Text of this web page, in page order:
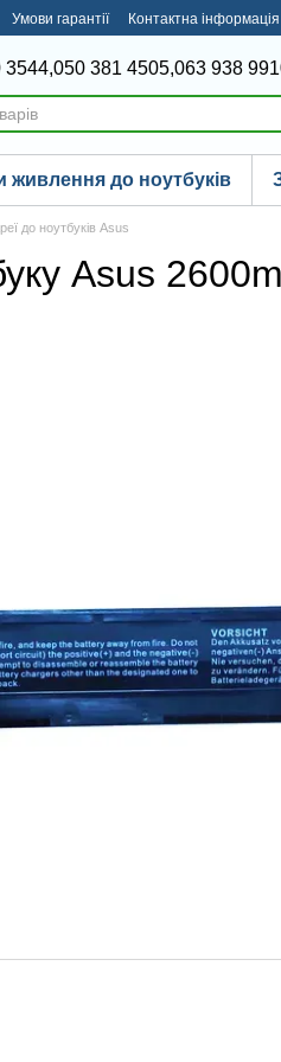
Умови гарантії Контактна інформація
3544,050 381 4505,063 938
живлення до ноутбуків
до ноутбуків Asus
Asus